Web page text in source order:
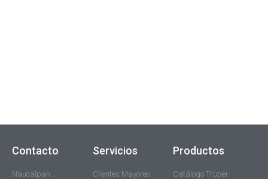
Contacto
Naucalpan
Servicios
Clientes Mayoreo
Productos
Catálogo Truper